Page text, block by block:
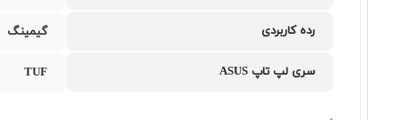
رده کاربردی گیمینگ
سری لپ تاپ ASUS TUF